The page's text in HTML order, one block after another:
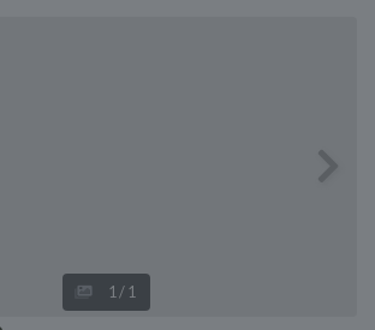
Next
1 /1